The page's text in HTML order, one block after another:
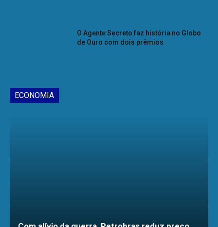
O Agente Secreto faz história no Globo
de Ouro com dois prêmios
ECONOMIA